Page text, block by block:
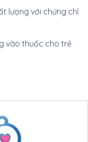
lượng với chứng chỉ
vào thuốc cho trẻ